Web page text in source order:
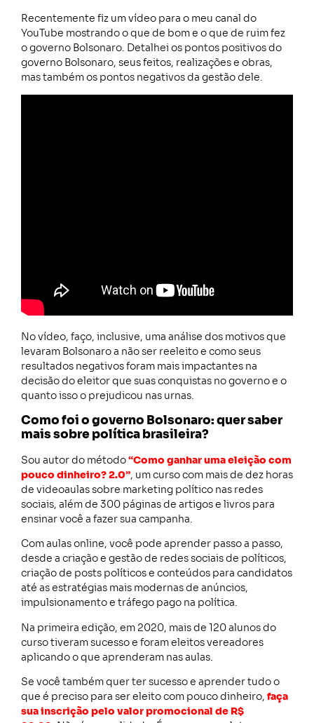
Recentemente fiz um vídeo para o meu canal do
YouTube mostrando o que de bom e o que de ruim fez
o governo Bolsonaro. Detalhei os pontos positivos do
governo Bolsonaro, seus feitos, realizações e obras,
mas também os pontos negativos da gestão dele.
No vídeo, faço, inclusive, uma análise dos motivos que
levaram Bolsonaro a não ser reeleito e como seus
resultados negativos foram mais impactantes na
decisão do eleitor que suas conquistas no governo e o
quanto isso o prejudicou nas urnas.
Como foi o governo Bolsonaro: quer saber
mais sobre política brasileira?
Sou autor do método“Como ganhar uma eleição com
pouco dinheiro? 2.0”, um curso com mais de dez horas
de videoaulas sobre marketing político nas redes
sociais, além de 300 páginas de artigos e livros para
ensinar você a fazer sua campanha.
Com aulas online, você pode aprender passo a passo,
desde a criação e gestão de redes sociais de políticos,
criação de posts políticos e conteúdos para candidatos
até as estratégias mais modernas de anúncios,
impulsionamento e tráfego pago na política.
Na primeira edição, em 2020, mais de 120 alunos do
curso tiveram sucesso e foram eleitos vereadores
aplicando o que aprenderam nas aulas.
Se você também quer ter sucesso e aprender tudo o
que é preciso para ser eleito com pouco dinheiro, faça
sua inscrição pelo valor promocional de R$